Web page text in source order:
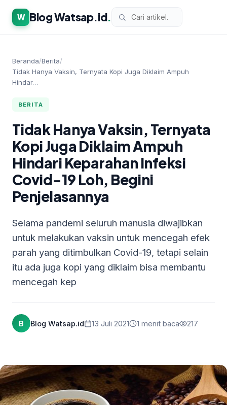
W Blog Watsap.id.
Beranda/Berita/
Tidak Hanya Vaksin, Ternyata Kopi Juga Diklaim Ampuh
Hindar…
BERITA
Tidak Hanya Vaksin, Ternyata
Kopi Juga Diklaim Ampuh
Hindari Keparahan Infeksi
Covid-19 Loh, Begini
Penjelasannya
Selama pandemi seluruh manusia diwajibkan
untuk melakukan vaksin untuk mencegah efek
parah yang ditimbulkan Covid-19, tetapi selain
itu ada juga kopi yang diklaim bisa membantu
mencegah kep
B Blog Watsap.id 13 Juli 2021 1 menit baca 217